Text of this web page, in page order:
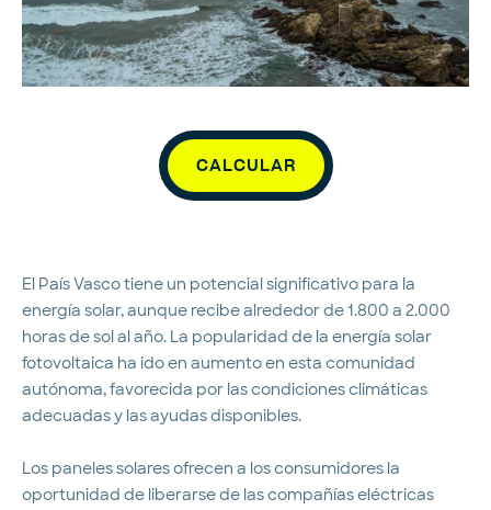
CALCULAR
El País Vasco tiene un potencial significativo para la
energía solar, aunque recibe alrededor de 1.800 a 2.000
horas de sol al año. La popularidad de la energía solar
fotovoltaica ha ido en aumento en esta comunidad
autónoma, favorecida por las condiciones climáticas
adecuadas y las ayudas disponibles.
Los paneles solares ofrecen a los consumidores la
oportunidad de liberarse de las compañías eléctricas